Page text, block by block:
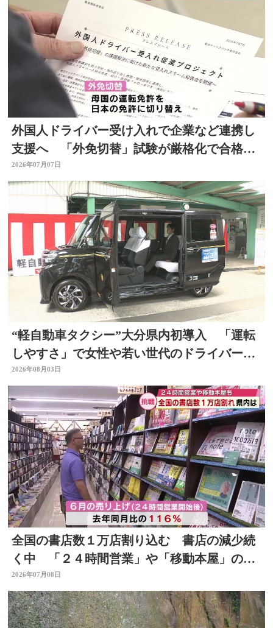
外国人ドライバー受け入れで企業など連携し
支援へ 「外免切替」試験が厳格化で合格率
低下 大分
2026年07月07日
“軽自動車タクシー”大分県内初導入 「運転
しやすさ」で女性や若い世代のドライバー確
保へ
2026年08月03日
全国の書店数１万店割り込む 書店の減少続
く中 「２４時間営業」や「移動本屋」の取
り組みも 大分
2026年07月08日